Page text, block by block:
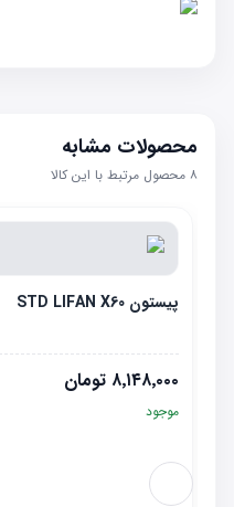
محصولات مشابه
۸ محصول مرتبط با این کالا
پیستون STD LIFAN X60
۸٬۱۴۸٬۰۰۰ تومان
موجود